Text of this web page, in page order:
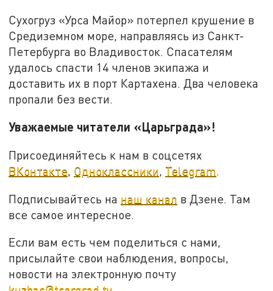
Сухогруз «Урса Майор» потерпел крушение в
Средиземном море, направляясь из Санкт-
Петербурга во Владивосток. Спасателям
удалось спасти 14 членов экипажа и
доставить их в порт Картахена. Два человека
пропали без вести.
Уважаемые читатели «Царьграда»!
Присоединяйтесь к нам в соцсетях
ВКонтакте, Одноклассники, Telegram.
Подписывайтесь на наш канал в Дзене. Там
все самое интересное.
Если вам есть чем поделиться с нами,
присылайте свои наблюдения, вопросы,
новости на электронную почту